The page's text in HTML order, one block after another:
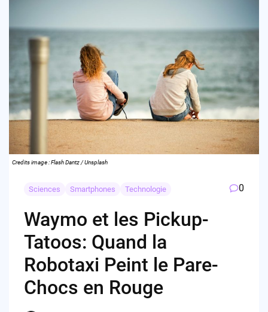
Credits image : Flash Dantz / Unsplash
Sciences Smartphones Technologie 0
Waymo et les Pickup-
Tatoos: Quand la
Robotaxi Peint le Pare-
Chocs en Rouge